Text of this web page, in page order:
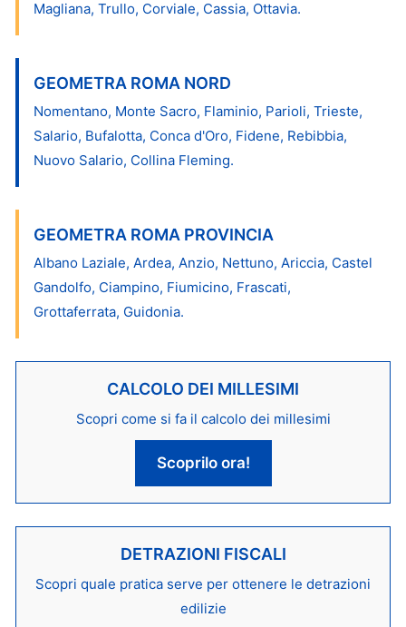
Magliana, Trullo, Corviale, Cassia, Ottavia.
GEOMETRA ROMA NORD
Nomentano, Monte Sacro, Flaminio, Parioli, Trieste,
Salario, Bufalotta, Conca d'Oro, Fidene, Rebibbia,
Nuovo Salario, Collina Fleming.
GEOMETRA ROMA PROVINCIA
Albano Laziale, Ardea, Anzio, Nettuno, Ariccia, Castel
Gandolfo, Ciampino, Fiumicino, Frascati,
Grottaferrata, Guidonia.
CALCOLO DEI MILLESIMI
Scopri come si fa il calcolo dei millesimi
Scoprilo ora!
DETRAZIONI FISCALI
Scopri quale pratica serve per ottenere le detrazioni
edilizie